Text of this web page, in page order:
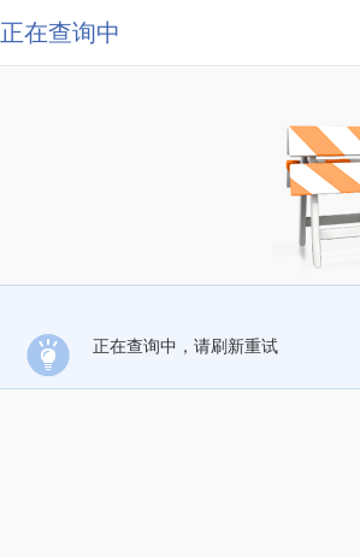
正在查询中
正在查询中，请刷新重试